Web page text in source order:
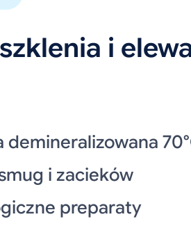
i
demineralizowana
i zacieków
preparaty